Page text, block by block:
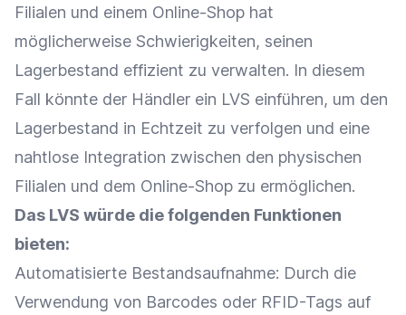
Filialen und einem Online-Shop hat
möglicherweise Schwierigkeiten, seinen
Lagerbestand effizient zu verwalten. In diesem
Fall könnte der Händler ein LVS einführen, um den
Lagerbestand in Echtzeit zu verfolgen und eine
nahtlose Integration zwischen den physischen
Filialen und dem Online-Shop zu ermöglichen.
Das LVS würde die folgenden Funktionen
bieten:
Automatisierte Bestandsaufnahme: Durch die
Verwendung von Barcodes oder RFID-Tags auf